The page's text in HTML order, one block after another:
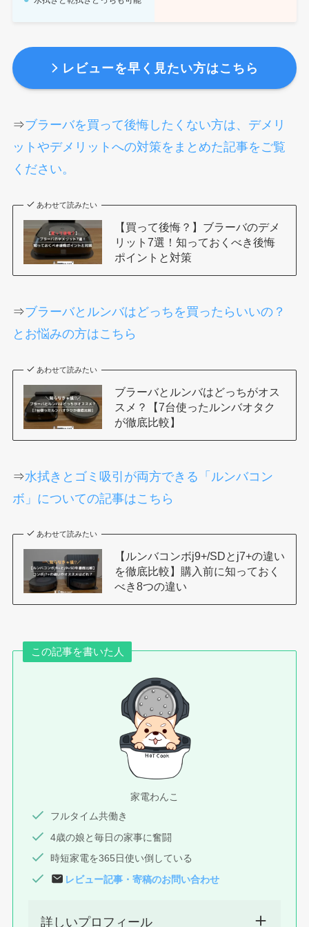
レビューを早く見たい方はこちら
⇒ブラーバを買って後悔したくない方は、デメリ
ットやデメリットへの対策をまとめた記事をご覧
ください。
あわせて読みたい
【買って後悔？】ブラーバのデメ
リット7選！知っておくべき後悔
ポイントと対策
⇒ブラーバとルンバはどっちを買ったらいいの？
とお悩みの方はこちら
あわせて読みたい
ブラーバとルンバはどっちがオス
スメ？【7台使ったルンバオタク
が徹底比較】
⇒水拭きとゴミ吸引が両方できる「ルンバコン
ボ」についての記事はこちら
あわせて読みたい
【ルンバコンボj9+/SDとj7+の違い
を徹底比較】購入前に知っておく
べき8つの違い
この記事を書いた人
家電わんこ
フルタイム共働き
4歳の娘と毎日の家事に奮闘
時短家電を365日使い倒している
レビュー記事 ・寄稿のお問い合わせ
詳しいプロフィール